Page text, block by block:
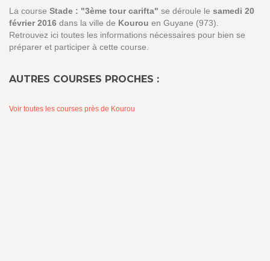
La course Stade : "3ème tour carifta" se déroule le samedi 20
février 2016 dans la ville de Kourou en Guyane (973).
Retrouvez ici toutes les informations nécessaires pour bien se
préparer et participer à cette course.
AUTRES COURSES PROCHES :
Voir toutes les courses près de Kourou